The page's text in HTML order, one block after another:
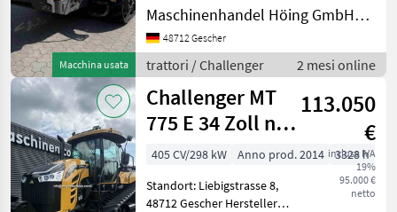
tutti
MODELLO
MT
875
E
MARKETPLACE
Macchina usata
Betriebsstunden 7721
Baujahr/Erstzulassung
09.08.2013 Motorleistung
KW / PS 392/533
Maschinenhandel Höing GmbH&Co.KG
48712 Gescher
trattori / Challenger 2 mesi online
Challenger MT
775 E 34 Zoll nur
3328 h, 2018 Inb
113.050
€
inclusa IVA
19%
95.000 €
netto
405 CV/298 kW Anno prod. 2014
3328 h
Standort: Liebigstrasse 8,
48712 Gescher Hersteller